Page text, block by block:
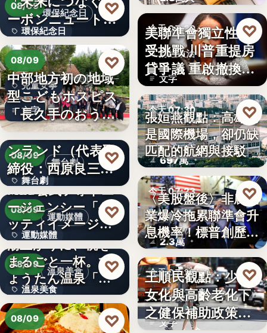
環保紀念日
08/09
環保紀念日
文字
ーボンニュートラ
ルの…
♡
08/09
兒童安寧
文字
中部地方初の地域
型こどもホスピス
「長久手のおう
ち」が愛知…
♡
舞台劇
08/09
舞台劇
文字
株式会社青山メイ
ンランド（代表取
締役：西原良三）
特別協賛…
♡
運動媒體
08/09
運動媒體
2,430
MLB公式フォトエ
ージェンシー「ゲ
ッティイメージ
ズ」五十…
♡
溫泉美食
08/09
溫泉美食
14年
湯上がりに、桃を
まるごと一杯。ひ
ょうたん温泉「飲
泉堂」、…
♡
08/09 ♡
來…
今天 07:30
財經政治
文字
美聯準會獨立性再
受挑戰 川普重提房
貸爭議 重啟撤換庫
克程…
♡
今天 07:30
航空政策
697萬
張姮燕觀點：高雄已
是國際機場，卻仍缺
匹配的航網與接駁
♡
今天 07:23
美股財經
2.3萬
〈美股盤後〉非農就
業爆冷拖累聯準會升
息機率！標普創歷史
新…
♡
今天 07:20
社會政策
文字
王順民觀點：少子
女化與高齡老化下
之健保補助政策的
♡